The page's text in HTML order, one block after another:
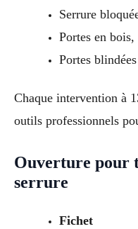
Serrure
Portes en
Portes
Chaque intervention à
outils professionnels
Ouverture pour
serrure
Fichet